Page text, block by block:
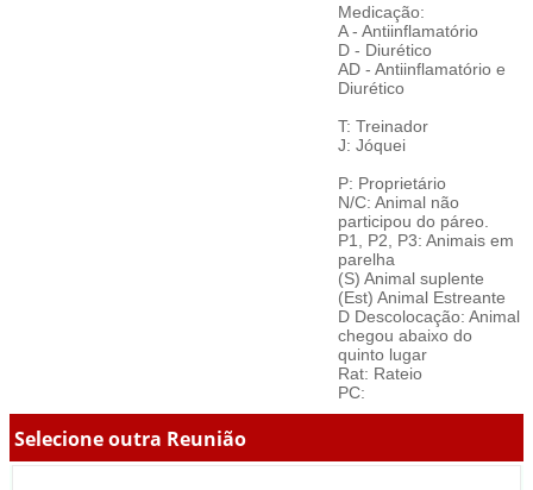
Medicação:
A - Antiinflamatório
D - Diurético
AD - Antiinflamatório e
Diurético
T: Treinador
J: Jóquei
P: Proprietário
N/C: Animal não
participou do páreo.
P1, P2, P3: Animais em
parelha
(S) Animal suplente
(Est) Animal Estreante
D Descolocação: Animal
chegou abaixo do
quinto lugar
Rat: Rateio
PC:
Selecione outra Reunião